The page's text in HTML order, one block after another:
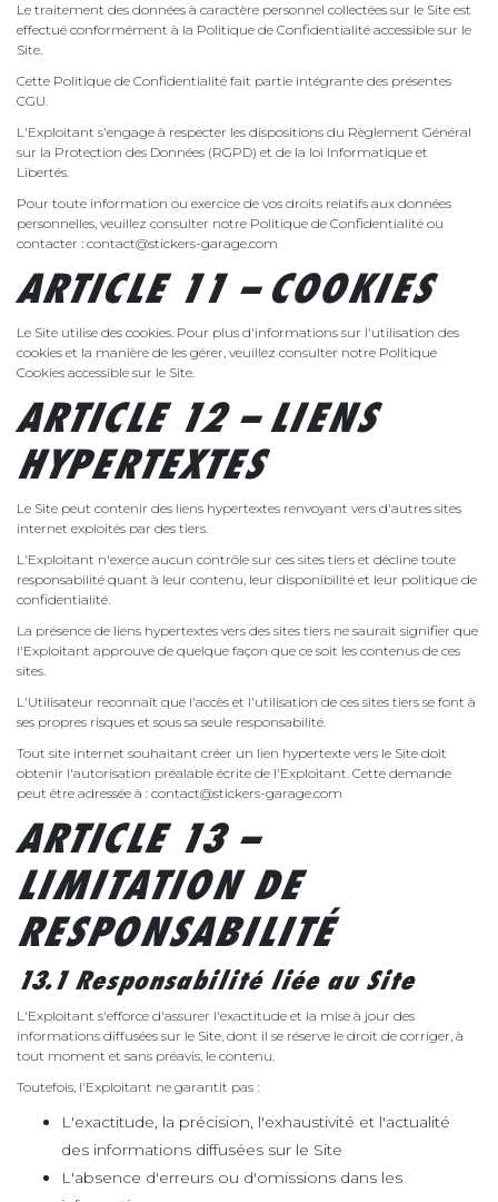
Le traitement des données à caractère personnel collectées sur le Site est
effectué conformément à la Politique de Confidentialité accessible sur le
Site.
Cette Politique de Confidentialité fait partie intégrante des présentes
CGU.
L'Exploitant s'engage à respecter les dispositions du Règlement Général
sur la Protection des Données (RGPD) et de la loi Informatique et
Libertés.
Pour toute information ou exercice de vos droits relatifs aux données
personnelles, veuillez consulter notre Politique de Confidentialité ou
contacter : contact@stickers-garage.com
ARTICLE 11 – COOKIES
Le Site utilise des cookies. Pour plus d'informations sur l'utilisation des
cookies et la manière de les gérer, veuillez consulter notre Politique
Cookies accessible sur le Site.
ARTICLE 12 – LIENS
HYPERTEXTES
Le Site peut contenir des liens hypertextes renvoyant vers d'autres sites
internet exploités par des tiers.
L'Exploitant n'exerce aucun contrôle sur ces sites tiers et décline toute
responsabilité quant à leur contenu, leur disponibilité et leur politique de
confidentialité.
La présence de liens hypertextes vers des sites tiers ne saurait signifier que
l'Exploitant approuve de quelque façon que ce soit les contenus de ces
sites.
L'Utilisateur reconnaît que l'accès et l'utilisation de ces sites tiers se font à
ses propres risques et sous sa seule responsabilité.
Tout site internet souhaitant créer un lien hypertexte vers le Site doit
obtenir l'autorisation préalable écrite de l'Exploitant. Cette demande
peut être adressée à : contact@stickers-garage.com
ARTICLE 13 –
LIMITATION DE
RESPONSABILITÉ
13.1 Responsabilité liée au Site
L'Exploitant s'efforce d'assurer l'exactitude et la mise à jour des
informations diffusées sur le Site, dont il se réserve le droit de corriger, à
tout moment et sans préavis, le contenu.
Toutefois, l'Exploitant ne garantit pas :
L'exactitude, la précision, l'exhaustivité et l'actualité
des informations diffusées sur le Site
L'absence d'erreurs ou d'omissions dans les